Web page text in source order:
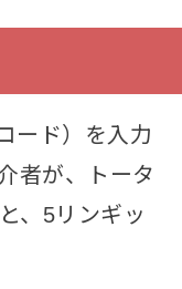
ード）を入力
者が、トータ
、5リンギッ